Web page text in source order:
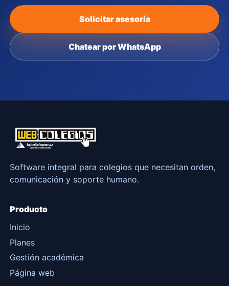
Solicitar asesoría
Chatear por WhatsApp
Software integral para colegios que necesitan orden,
comunicación y soporte humano.
Producto
Inicio
Planes
Gestión académica
Página web